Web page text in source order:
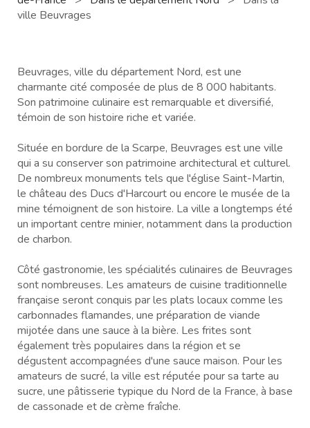
ville Beuvrages
Beuvrages, ville du département Nord, est une
charmante cité composée de plus de 8 000 habitants.
Son patrimoine culinaire est remarquable et diversifié,
témoin de son histoire riche et variée.
Située en bordure de la Scarpe, Beuvrages est une ville
qui a su conserver son patrimoine architectural et culturel.
De nombreux monuments tels que l'église Saint-Martin,
le château des Ducs d'Harcourt ou encore le musée de la
mine témoignent de son histoire. La ville a longtemps été
un important centre minier, notamment dans la production
de charbon.
Côté gastronomie, les spécialités culinaires de Beuvrages
sont nombreuses. Les amateurs de cuisine traditionnelle
française seront conquis par les plats locaux comme les
carbonnades flamandes, une préparation de viande
mijotée dans une sauce à la bière. Les frites sont
également très populaires dans la région et se
dégustent accompagnées d'une sauce maison. Pour les
amateurs de sucré, la ville est réputée pour sa tarte au
sucre, une pâtisserie typique du Nord de la France, à base
de cassonade et de crème fraîche.